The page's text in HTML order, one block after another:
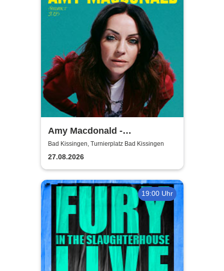
Amy Macdonald -
Sommershows 2026
Bad Kissingen, Turnierplatz Bad Kissingen
27.08.2026
19:00 Uhr